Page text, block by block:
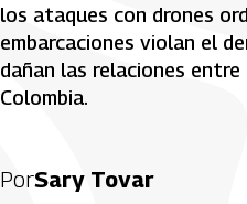
los ataques con drones
embarcaciones violan el
dañan las relaciones
Colombia.
PorSary Tovar